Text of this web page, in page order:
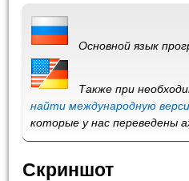
Основной язык
Также при
найти международную
которые у нас переведены
Скриншот